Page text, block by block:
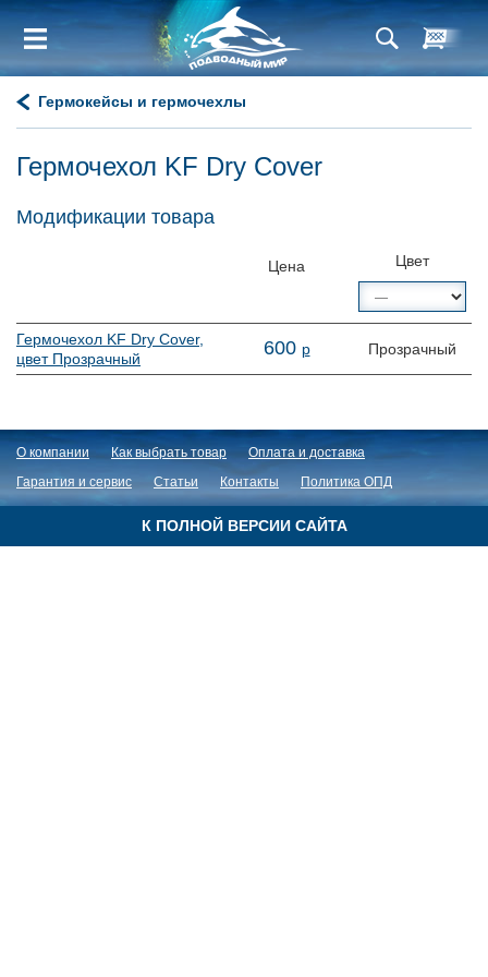
Гермокейсы и гермочехлы
Гермочехол KF Dry Cover
Модификации товара
Цена Цвет
Гермочехол KF Dry Cover,
цвет Прозрачный
600 р Прозрачный
О компании Как выбрать товар
Оплата и доставка
Гарантия и сервис
Статьи Контакты Политика ОПД
К ПОЛНОЙ ВЕРСИИ САЙТА